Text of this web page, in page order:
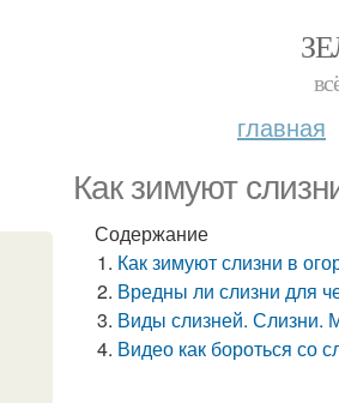
главная
Как зимуют
Содержание
Как зимуют слизни в
Вредны ли слизни для
Виды слизней. Слизни.
Видео как бороться со